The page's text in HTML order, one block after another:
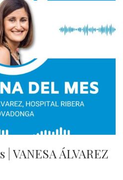
VANESA ÁLVAREZ